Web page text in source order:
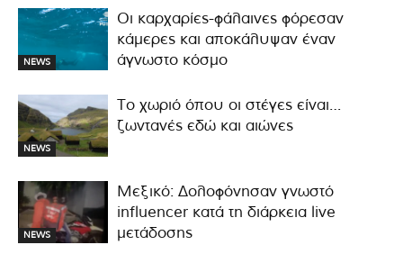
NEWS
Οι καρχαρίες-φάλαινες φόρεσαν
κάμερες και αποκάλυψαν έναν
άγνωστο κόσμο
NEWS
Το χωριό όπου οι στέγες είναι…
ζωντανές εδώ και αιώνες
NEWS
Μεξικό: Δολοφόνησαν γνωστό
influencer κατά τη διάρκεια live
μετάδοσης